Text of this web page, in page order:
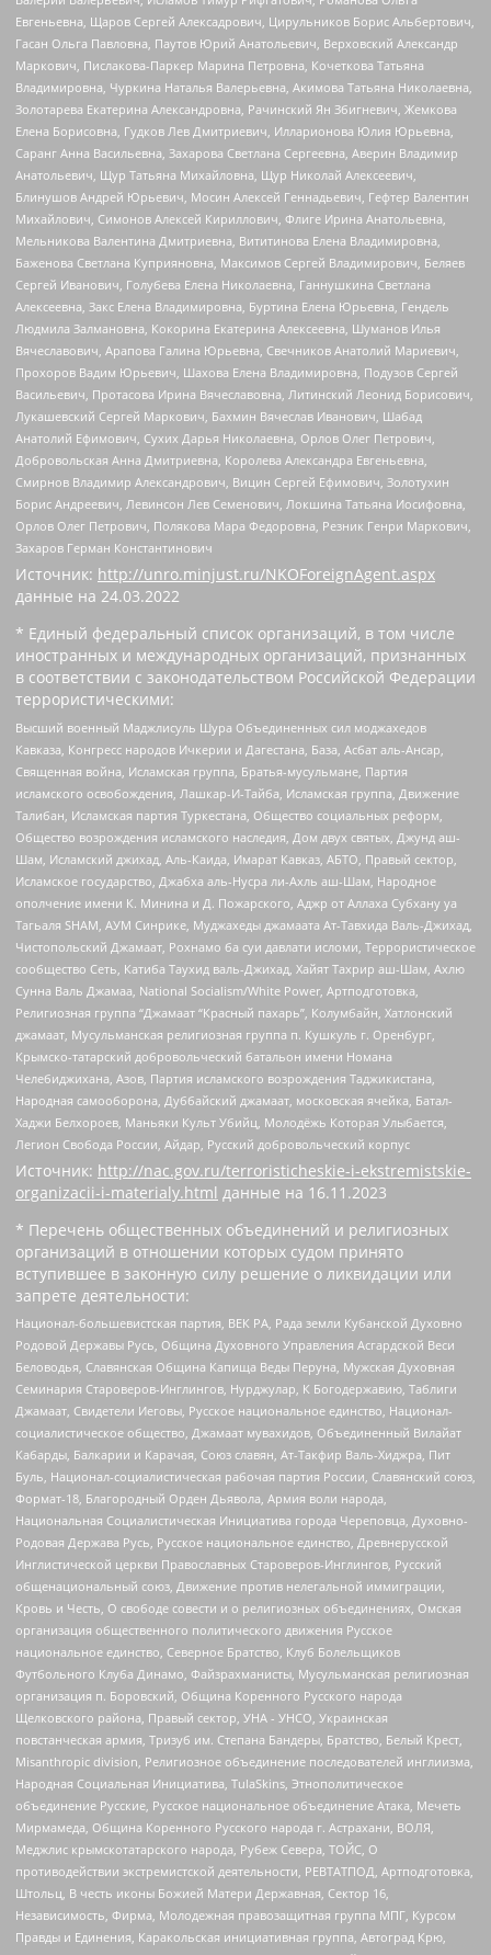
Евгеньевна, Щаров Сергей Алексадрович, Цирульников Борис Альбертович,
Гасан Ольга Павловна, Паутов Юрий Анатольевич, Верховский Александр
Маркович, Пислакова-Паркер Марина Петровна, Кочеткова Татьяна
Владимировна, Чуркина Наталья Валерьевна, Акимова Татьяна Николаевна,
Золотарева Екатерина Александровна, Рачинский Ян Збигневич, Жемкова
Елена Борисовна, Гудков Лев Дмитриевич, Илларионова Юлия Юрьевна,
Саранг Анна Васильевна, Захарова Светлана Сергеевна, Аверин Владимир
Анатольевич, Щур Татьяна Михайловна, Щур Николай Алексеевич,
Блинушов Андрей Юрьевич, Мосин Алексей Геннадьевич, Гефтер Валентин
Михайлович, Симонов Алексей Кириллович, Флиге Ирина Анатольевна,
Мельникова Валентина Дмитриевна, Вититинова Елена Владимировна,
Баженова Светлана Куприяновна, Максимов Сергей Владимирович, Беляев
Сергей Иванович, Голубева Елена Николаевна, Ганнушкина Светлана
Алексеевна, Закс Елена Владимировна, Буртина Елена Юрьевна, Гендель
Людмила Залмановна, Кокорина Екатерина Алексеевна, Шуманов Илья
Вячеславович, Арапова Галина Юрьевна, Свечников Анатолий Мариевич,
Прохоров Вадим Юрьевич, Шахова Елена Владимировна, Подузов Сергей
Васильевич, Протасова Ирина Вячеславовна, Литинский Леонид Борисович,
Лукашевский Сергей Маркович, Бахмин Вячеслав Иванович, Шабад
Анатолий Ефимович, Сухих Дарья Николаевна, Орлов Олег Петрович,
Добровольская Анна Дмитриевна, Королева Александра Евгеньевна,
Смирнов Владимир Александрович, Вицин Сергей Ефимович, Золотухин
Борис Андреевич, Левинсон Лев Семенович, Локшина Татьяна Иосифовна,
Орлов Олег Петрович, Полякова Мара Федоровна, Резник Генри Маркович,
Захаров Герман Константинович
Источник: http://unro.minjust.ru/NKOForeignAgent.aspx
данные на 24.03.2022
* Единый федеральный список организаций, в том числе
иностранных и международных организаций, признанных
в соответствии с законодательством Российской Федерации
террористическими:
Высший военный Маджлисуль Шура Объединенных сил моджахедов
Кавказа, Конгресс народов Ичкерии и Дагестана, База, Асбат аль-Ансар,
Священная война, Исламская группа, Братья-мусульмане, Партия
исламского освобождения, Лашкар-И-Тайба, Исламская группа, Движение
Талибан, Исламская партия Туркестана, Общество социальных реформ,
Общество возрождения исламского наследия, Дом двух святых, Джунд аш-
Шам, Исламский джихад, Аль-Каида, Имарат Кавказ, АБТО, Правый сектор,
Исламское государство, Джабха аль-Нусра ли-Ахль аш-Шам, Народное
ополчение имени К. Минина и Д. Пожарского, Аджр от Аллаха Субхану уа
Тагьаля SHAM, АУМ Синрике, Муджахеды джамаата Ат-Тавхида Валь-Джихад,
Чистопольский Джамаат, Рохнамо ба суи давлати исломи, Террористическое
сообщество Сеть, Катиба Таухид валь-Джихад, Хайят Тахрир аш-Шам, Ахлю
Сунна Валь Джамаа, National Socialism/White Power, Артподготовка,
Религиозная группа “Джамаат “Красный пахарь”, Колумбайн, Хатлонский
джамаат, Мусульманская религиозная группа п. Кушкуль г. Оренбург,
Крымско-татарский добровольческий батальон имени Номана
Челебиджихана, Азов, Партия исламского возрождения Таджикистана,
Народная самооборона, Дуббайский джамаат, московская ячейка, Батал-
Хаджи Белхороев, Маньяки Культ Убийц, Молодёжь Которая Улыбается,
Легион Свобода России, Айдар, Русский добровольческий корпус
Источник: http://nac.gov.ru/terroristicheskie-i-ekstremistskie-
organizacii-i-materialy.html данные на 16.11.2023
* Перечень общественных объединений и религиозных
организаций в отношении которых судом принято
вступившее в законную силу решение о ликвидации или
запрете деятельности:
Национал-большевистская партия, ВЕК РА, Рада земли Кубанской Духовно
Родовой Державы Русь, Община Духовного Управления Асгардской Веси
Беловодья, Славянская Община Капища Веды Перуна, Мужская Духовная
Семинария Староверов-Инглингов, Нурджулар, К Богодержавию, Таблиги
Джамаат, Свидетели Иеговы, Русское национальное единство, Национал-
социалистическое общество, Джамаат мувахидов, Объединенный Вилайат
Кабарды, Балкарии и Карачая, Союз славян, Ат-Такфир Валь-Хиджра, Пит
Буль, Национал-социалистическая рабочая партия России, Славянский союз,
Формат-18, Благородный Орден Дьявола, Армия воли народа,
Национальная Социалистическая Инициатива города Череповца, Духовно-
Родовая Держава Русь, Русское национальное единство, Древнерусской
Инглистической церкви Православных Староверов-Инглингов, Русский
общенациональный союз, Движение против нелегальной иммиграции,
Кровь и Честь, О свободе совести и о религиозных объединениях, Омская
организация общественного политического движения Русское
национальное единство, Северное Братство, Клуб Болельщиков
Футбольного Клуба Динамо, Файзрахманисты, Мусульманская религиозная
организация п. Боровский, Община Коренного Русского народа
Щелковского района, Правый сектор, УНА - УНСО, Украинская
повстанческая армия, Тризуб им. Степана Бандеры, Братство, Белый Крест,
Misanthropic division, Религиозное объединение последователей инглиизма,
Народная Социальная Инициатива, TulaSkins, Этнополитическое
объединение Русские, Русское национальное объединение Атака, Мечеть
Мирмамеда, Община Коренного Русского народа г. Астрахани, ВОЛЯ,
Меджлис крымскотатарского народа, Рубеж Севера, ТОЙС, О
противодействии экстремистской деятельности, РЕВТАТПОД, Артподготовка,
Штольц, В честь иконы Божией Матери Державная, Сектор 16,
Независимость, Фирма, Молодежная правозащитная группа МПГ, Курсом
Правды и Единения, Каракольская инициативная группа, Автоград Крю,